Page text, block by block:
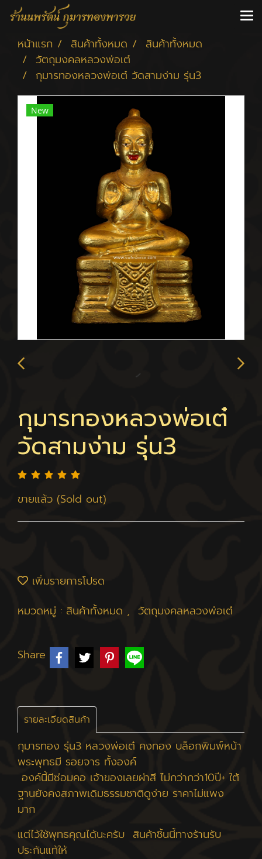
หน้าแรก สินค้าทั้งหมด
สินค้าทั้งหมด
วัตถุมงคลหลวงพ่อเต๋
กุมารทองหลวงพ่อเต๋ วัดสามง่าม รุ่น3
New
กุมารทองหลวงพ่อเต๋
วัดสามง่าม รุ่น3
ขายแล้ว (Sold out)
เพิ่มรายการโปรด
หมวดหมู่ : สินค้าทั้งหมด , วัตถุมงคลหลวงพ่อเต๋
Share
รายละเอียดสินค้า
กุมารทอง รุ่น3 หลวงพ่อเต๋ คงทอง บล็อกพิมพ์หน้า
พระพุทธมี รอยจาร ทั้งองค์
องค์นี้มีซ่อมคอ เจ้าของเลยผ่าสี ไม่กว่ากว่า10ปี+ ใต้
ฐานยังคงสภาพเดิมธรรมชาติดูง่าย ราคาไม่แพง
มาก
แต่ไว้ใช้พุทธคุณได้นะครับ สินค้าชิ้นนี้ทางร้านรับ
ประกันแท้ให้